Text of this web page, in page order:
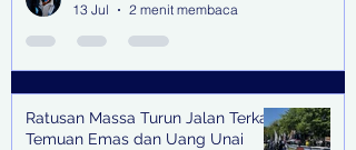
13 Jul
2 menit membaca
Ratusan Massa Turun Jalan Terkait
Temuan Emas dan Uang Unai